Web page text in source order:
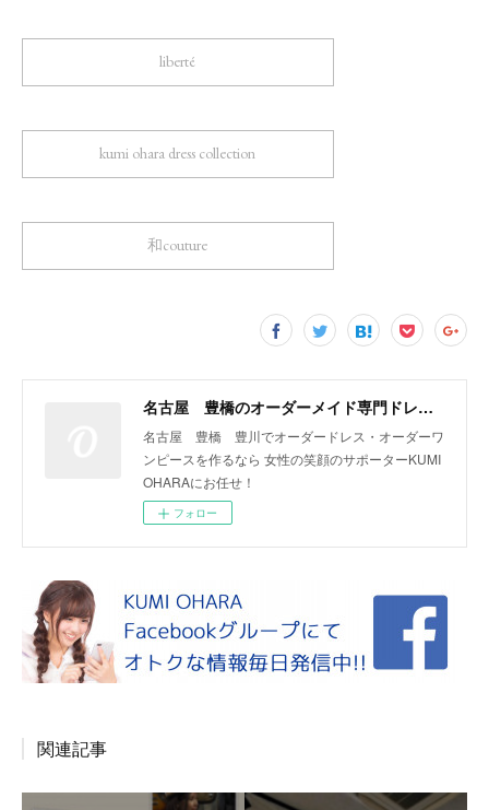
liberté
kumi ohara dress collection
和couture
名古屋 豊橋のオーダーメイド専門ドレスデザイナー KUMI OHARA
名古屋 豊橋 豊川でオーダードレス・オーダーワ
ンピースを作るなら 女性の笑顔のサポーターKUMI
OHARAにお任せ！
フォロー
関連記事